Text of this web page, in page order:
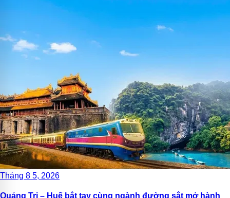
Tháng 8 5, 2026
Quảng Trị – Huế bắt tay cùng ngành đường sắt mở hành